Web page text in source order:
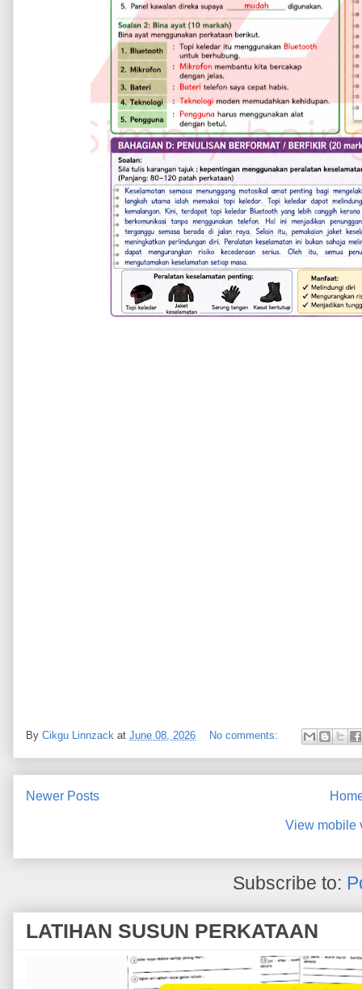
By Cikgu Linnzack at June 08, 2026 No comments:
Newer Posts
View mobile
Subscribe to:
LATIHAN SUSUN PERKATAAN